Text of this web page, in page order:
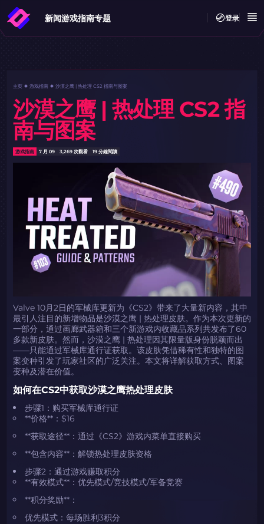
新闻游戏指南专题 登录
主页 游戏指南 沙漠之鹰 | 热处理 CS2 指南与图案
沙漠之鹰 | 热处理 CS2 指
南与图案
游戏指南 7 月 09 3,269 次觀看 19 分鐘閱讀
Valve 10月2日的军械库更新为《CS2》带来了大量新内容，其中
最引人注目的新增物品是沙漠之鹰 | 热处理皮肤。作为本次更新的
一部分，通过画廊武器箱和三个新游戏内收藏品系列共发布了60
多款新皮肤。然而，沙漠之鹰 | 热处理因其限量版身份脱颖而出
——只能通过军械库通行证获取。该皮肤凭借稀有性和独特的图
案变种引发了玩家社区的广泛关注。本文将详解获取方式、图案
变种及潜在价值。
如何在CS2中获取沙漠之鹰热处理皮肤
步骤1：购买军械库通行证
**价格**：$16
**获取途径**：通过《CS2》游戏内菜单直接购买
**包含内容**：解锁热处理皮肤资格
步骤2：通过游戏赚取积分
**有效模式**：优先模式/竞技模式/军备竞赛
**积分奖励**：
优先模式：每场胜利3积分